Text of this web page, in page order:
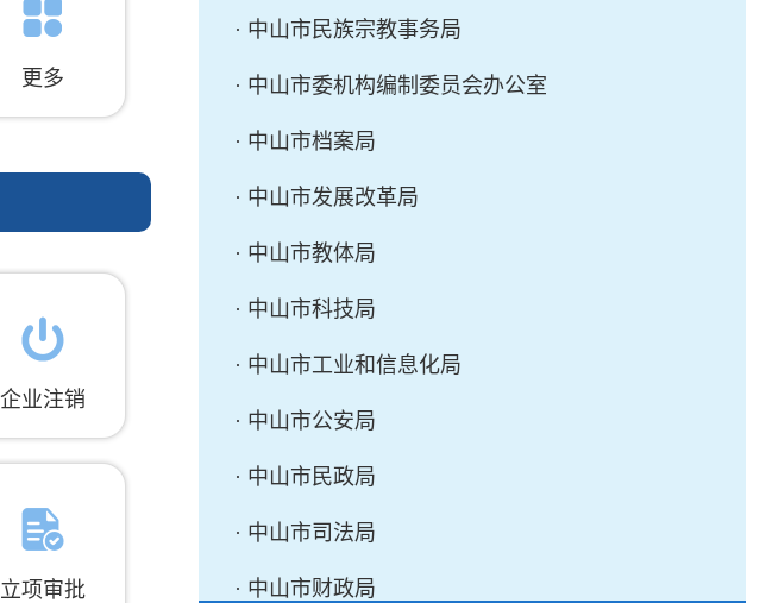
更多
企业注销
立项审批
· 中山市民族宗教事务局
· 中山市委机构编制委员会办公室
· 中山市档案局
· 中山市发展改革局
· 中山市教体局
· 中山市科技局
· 中山市工业和信息化局
· 中山市公安局
· 中山市民政局
· 中山市司法局
· 中山市财政局